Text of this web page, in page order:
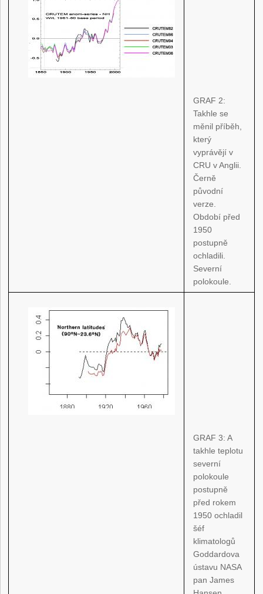
GRAF 2:
Takhle se
měnil příběh,
který
vyprávějí v
CRU v Anglii.
Černě
původní
verze.
Období před
1950
postupně
ochladili.
Severní
polokoule.
GRAF 3: A
takhle teplotu
severní
polokoule
postupně
před rokem
1950 ochladil
šéf
klimatologů
Goddardova
ústavu NASA
pan James